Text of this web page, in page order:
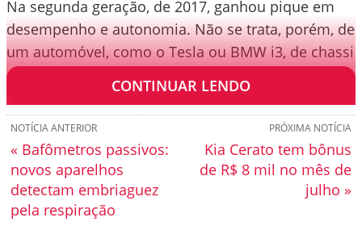
Na segunda geração, de 2017, ganhou pique em
desempenho e autonomia. Não se trata, porém, de
um automóvel, como o Tesla ou BMW i3, de chassi
específico.
CONTINUAR LENDO
PRÓXIMA NOTÍCIA
Kia Cerato tem bônus
de R$ 8 mil no mês de
julho »
NOTÍCIA ANTERIOR
« Bafômetros passivos:
novos aparelhos
detectam embriaguez
pela respiração